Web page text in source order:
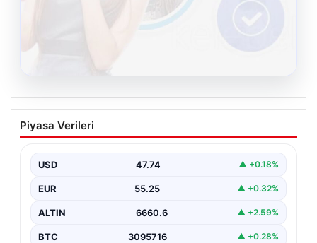
Kelebek.Org İle Dijital İletişimin Seviyeli
Adresi Ve Muhabbet Deneyimi
kurması ciddi bir değer taşımaktadır. Güncel olarak…
Piyasa Verileri
USD 47.74 ▲ +0.18%
EUR 55.25 ▲ +0.32%
ALTIN 6660.6 ▲ +2.59%
BTC 3095716 ▲ +0.28%